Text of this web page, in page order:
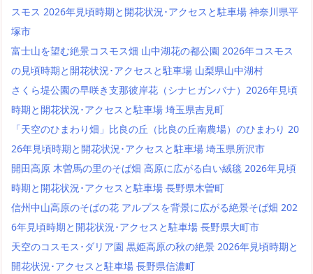
スモス 2026年見頃時期と開花状況･アクセスと駐車場 神奈川県平
塚市
富士山を望む絶景コスモス畑 山中湖花の都公園 2026年コスモス
の見頃時期と開花状況･アクセスと駐車場 山梨県山中湖村
さくら堤公園の早咲き支那彼岸花（シナヒガンバナ）2026年見頃
時期と開花状況･アクセスと駐車場 埼玉県吉見町
「天空のひまわり畑」比良の丘（比良の丘南農場）のひまわり 20
26年見頃時期と開花状況･アクセスと駐車場 埼玉県所沢市
開田高原 木曽馬の里のそば畑 高原に広がる白い絨毯 2026年見頃
時期と開花状況･アクセスと駐車場 長野県木曽町
信州中山高原のそばの花 アルプスを背景に広がる絶景そば畑 202
6年見頃時期と開花状況･アクセスと駐車場 長野県大町市
天空のコスモス･ダリア園 黒姫高原の秋の絶景 2026年見頃時期と
開花状況･アクセスと駐車場 長野県信濃町